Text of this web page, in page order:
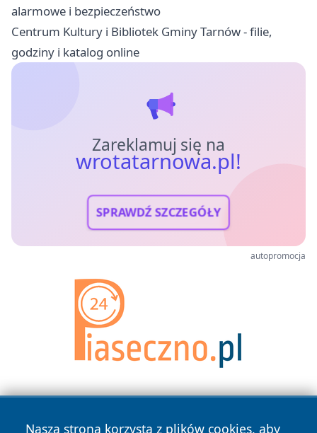
alarmowe i bezpieczeństwo
Centrum Kultury i Bibliotek Gminy Tarnów - filie,
godziny i katalog online
Zareklamuj się na
wrotatarnowa.pl!
SPRAWDŹ SZCZEGÓŁY
autopromocja
Nasza strona korzysta z plików cookies, aby